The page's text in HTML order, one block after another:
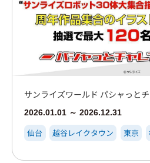
サンライズワールド パシャっと
2026.01.01 ～ 2026.12.31
仙台 越谷レイクタウン 東京